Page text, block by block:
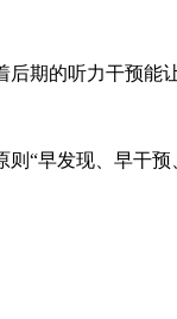
后期的听力干预能
“早发现、早干预